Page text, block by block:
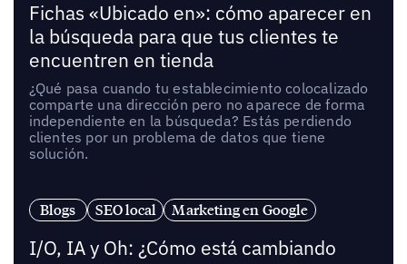
Fichas «Ubicado en»: cómo aparecer en
la búsqueda para que tus clientes te
encuentren en tienda
¿Qué pasa cuando tu establecimiento colocalizado
comparte una dirección pero no aparece de forma
independiente en la búsqueda? Estás perdiendo
clientes por un problema de datos que tiene
solución.
Blogs SEO local Marketing en Google
I/O, IA y Oh: ¿Cómo está cambiando